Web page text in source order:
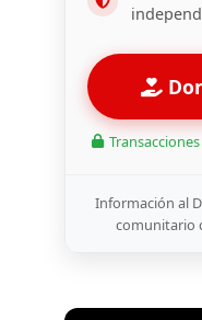
Información al
comunitario